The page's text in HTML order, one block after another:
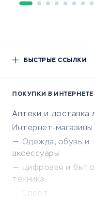
БЫСТРЫЕ ССЫЛКИ
ПОКУПКИ В ИНТЕРНЕТЕ
Аптеки и доставка
Интернет-магазины
Одежда, обувь и
аксессуары
Цифровая и
техника
Спорт